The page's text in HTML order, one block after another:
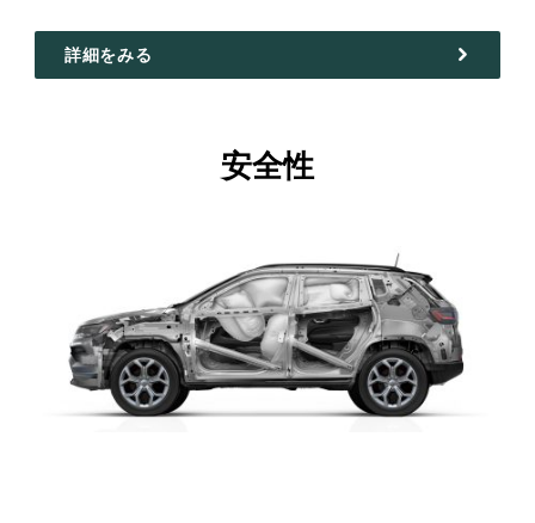
詳細をみる
安全性